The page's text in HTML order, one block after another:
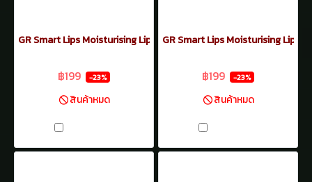
GR Smart Lips Moisturising Lipstick 3.5กรัม No.23
฿199 -23%
สินค้าหมด
GR Smart Lips Moisturising
฿199 -23%
สินค้าหมด